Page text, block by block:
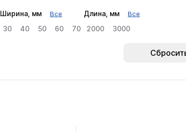
Ширина, мм Все
30 40 50 60 70
Длина, мм Все
2000 3000